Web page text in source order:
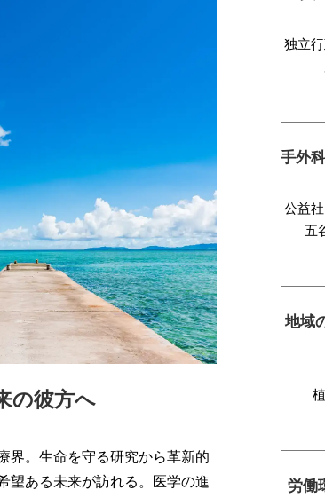
の彼方へ
界。生命を守る研究から革新的
望ある未来が訪れる。医学の進
独立
手外
公益
五
地域
労働